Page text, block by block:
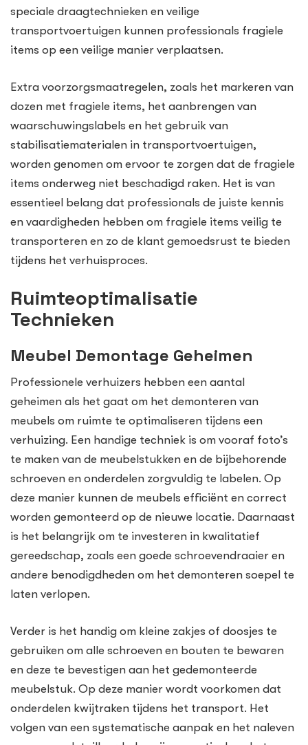
speciale draagtechnieken en veilige
transportvoertuigen kunnen professionals fragiele
items op een veilige manier verplaatsen.
Extra voorzorgsmaatregelen, zoals het markeren van
dozen met fragiele items, het aanbrengen van
waarschuwingslabels en het gebruik van
stabilisatiematerialen in transportvoertuigen,
worden genomen om ervoor te zorgen dat de fragiele
items onderweg niet beschadigd raken. Het is van
essentieel belang dat professionals de juiste kennis
en vaardigheden hebben om fragiele items veilig te
transporteren en zo de klant gemoedsrust te bieden
tijdens het verhuisproces.
Ruimteoptimalisatie
Technieken
Meubel Demontage Geheimen
Professionele verhuizers hebben een aantal
geheimen als het gaat om het demonteren van
meubels om ruimte te optimaliseren tijdens een
verhuizing. Een handige techniek is om vooraf foto’s
te maken van de meubelstukken en de bijbehorende
schroeven en onderdelen zorgvuldig te labelen. Op
deze manier kunnen de meubels efficiënt en correct
worden gemonteerd op de nieuwe locatie. Daarnaast
is het belangrijk om te investeren in kwalitatief
gereedschap, zoals een goede schroevendraaier en
andere benodigdheden om het demonteren soepel te
laten verlopen.
Verder is het handig om kleine zakjes of doosjes te
gebruiken om alle schroeven en bouten te bewaren
en deze te bevestigen aan het gedemonteerde
meubelstuk. Op deze manier wordt voorkomen dat
onderdelen kwijtraken tijdens het transport. Het
volgen van een systematische aanpak en het naleven